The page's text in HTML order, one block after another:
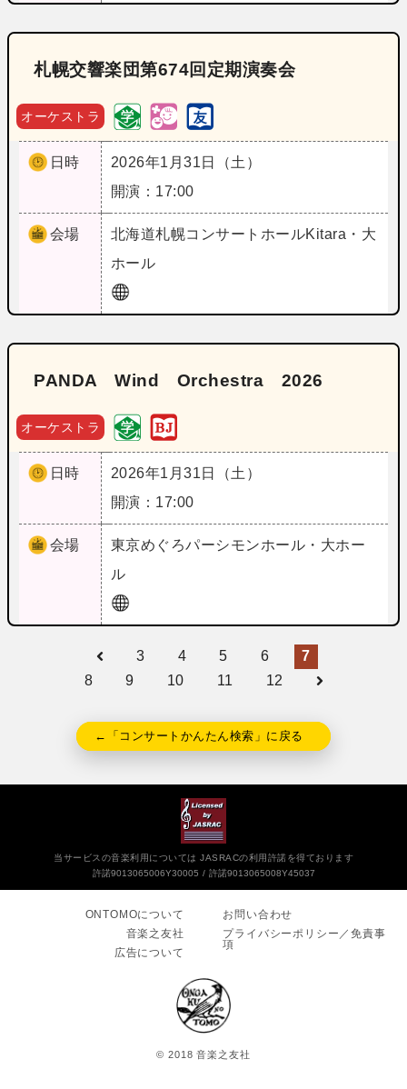
札幌交響楽団第674回定期演奏会
オーケストラ
日時
2026年1月31日（土）
開演：17:00
会場 北海道札幌コンサートホールKitara・大
ホール
PANDA Wind Orchestra 2026
オーケストラ
日時
2026年1月31日（土）
開演：17:00
会場 東京めぐろパーシモンホール・大ホー
ル
3 4 5 6
7
8
9 10 11 12
←「コンサートかんたん検索」に戻る
当サービスの音楽利用については JASRACの利用許諾を得ております
許諾9013065006Y30005
許諾9013065008Y45037
ONTOMOについて
音楽之友社
広告について
お問い合わせ
プライバシーポリシー／免責事
項
© 2018 音楽之友社